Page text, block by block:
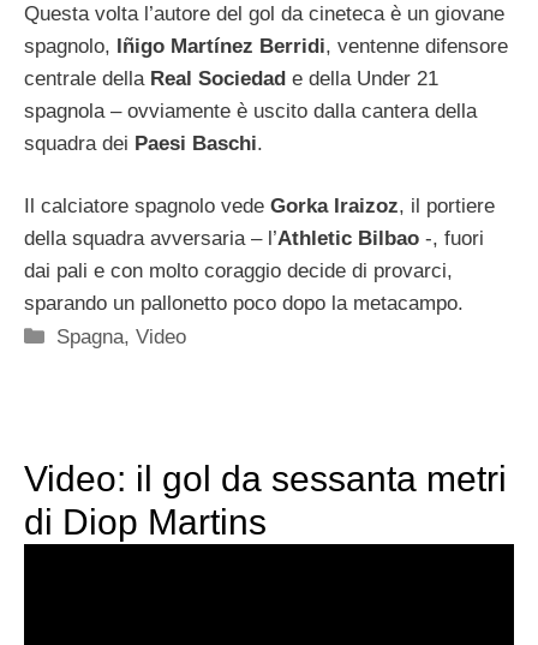
Questa volta l’autore del gol da cineteca è un giovane
spagnolo, Iñigo Martínez Berridi, ventenne difensore
centrale della Real Sociedad e della Under 21
spagnola – ovviamente è uscito dalla cantera della
squadra dei Paesi Baschi.
Il calciatore spagnolo vede Gorka Iraizoz, il portiere
della squadra avversaria – l’Athletic Bilbao -, fuori
dai pali e con molto coraggio decide di provarci,
sparando un pallonetto poco dopo la metacampo.
Categorie
Spagna,Video
Video: il gol da sessanta metri
di Diop Martins